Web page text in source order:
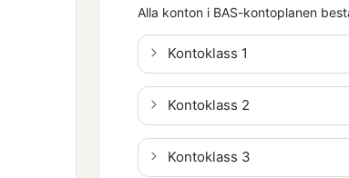
Alla konton i BAS-kontoplanen
Kontoklass 1
Kontoklass 2
Kontoklass 3